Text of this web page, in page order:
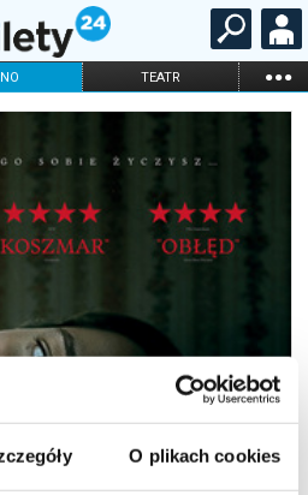
O plikach cookies
TEATR ...
I BALET
STAND-UP